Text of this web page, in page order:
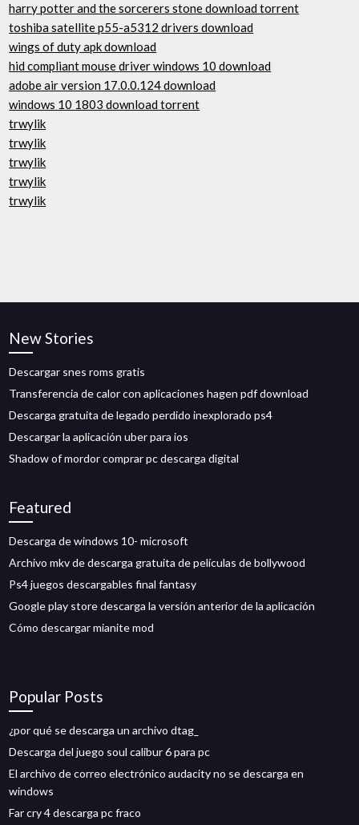
harry potter and the sorcerers stone download torrent
toshiba satellite p55-a5312 drivers download
wings of duty apk download
hid compliant mouse driver windows 10 download
adobe air version 17.0.0.124 download
windows 10 1803 download torrent
trwylik
trwylik
trwylik
trwylik
trwylik
New Stories
Descargar snes roms gratis
Transferencia de calor con aplicaciones hagen pdf download
Descarga gratuita de legado perdido inexplorado ps4
Descargar la aplicación uber para ios
Shadow of mordor comprar pc descarga digital
Featured
Descarga de windows 10- microsoft
Archivo mkv de descarga gratuita de películas de bollywood
Ps4 juegos descargables final fantasy
Google play store descarga la versión anterior de la aplicación
Cómo descargar mianite mod
Popular Posts
¿por qué se descarga un archivo dtag_
Descarga del juego soul calibur 6 para pc
El archivo de correo electrónico audacity no se descarga en
windows
Far cry 4 descarga pc fraco